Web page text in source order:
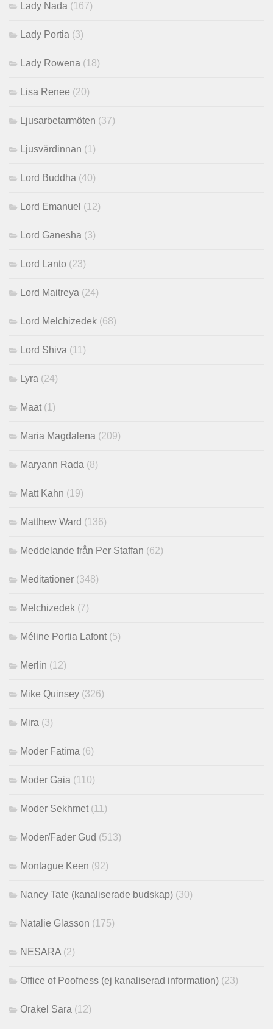
Lady Nada (167)
Lady Portia (3)
Lady Rowena (18)
Lisa Renee (20)
Ljusarbetarmöten (37)
Ljusvärdinnan (1)
Lord Buddha (40)
Lord Emanuel (12)
Lord Ganesha (3)
Lord Lanto (23)
Lord Maitreya (24)
Lord Melchizedek (68)
Lord Shiva (11)
Lyra (24)
Maat (1)
Maria Magdalena (209)
Maryann Rada (8)
Matt Kahn (19)
Matthew Ward (136)
Meddelande från Per Staffan (62)
Meditationer (348)
Melchizedek (7)
Méline Portia Lafont (5)
Merlin (12)
Mike Quinsey (326)
Mira (3)
Moder Fatima (6)
Moder Gaia (110)
Moder Sekhmet (11)
Moder/Fader Gud (513)
Montague Keen (92)
Nancy Tate (kanaliserade budskap) (30)
Natalie Glasson (175)
NESARA (2)
Office of Poofness (ej kanaliserad information) (23)
Orakel Sara (12)